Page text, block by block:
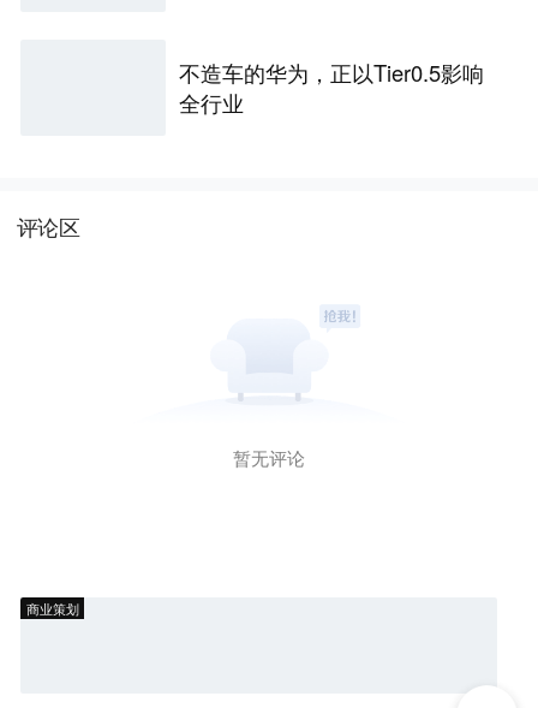
不造车的华为，正以Tier0.5影响
全行业
评论区
暂无评论
商业策划